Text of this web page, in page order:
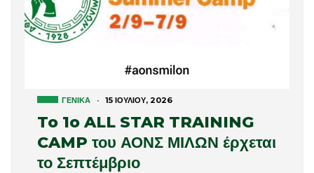
ΓΕΝΙΚΆ · 15 ΙΟΥΛΊΟΥ, 2026
To 1o ALL STAR TRAINING
CAMP του ΑΟΝΣ ΜΙΛΩΝ έρχεται
το Σεπτέμβριο